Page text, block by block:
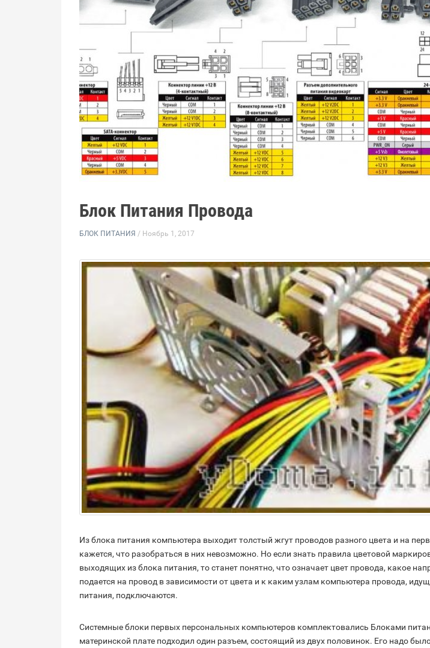
Блок Питания Провода
БЛОК ПИТАНИЯ / Ноябрь 1, 2017
Из блока питания компьютера выходит толстый жгут проводов разного цвета и на
кажется, что разобраться в них невозможно. Но если знать правила цветовой
выходящих из блока питания, то станет понятно, что означает цвет провода, какое
подается на провод в зависимости от цвета и к каким узлам компьютера провода,
питания, подключаются.
Системные блоки первых персональных компьютеров комплектовались Блоками
материнской плате подходил один разъем, состоящий из двух половинок. Его надо